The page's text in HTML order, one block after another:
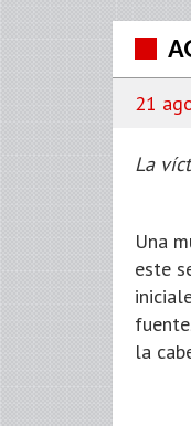
21
La
Una
este
la